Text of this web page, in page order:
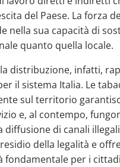
del Paese. La forza
nella sua capacità di
quanto quella locale.
distribuzione, infatti,
il sistema Italia. Le
sul territorio
e, al contempo,
di canali
della legalità e
fondamentale per i